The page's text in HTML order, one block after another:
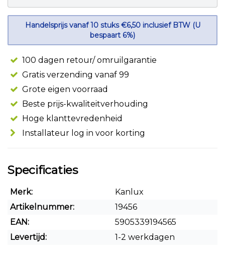
Handelsprijs vanaf 10 stuks €6,50 inclusief BTW (U
bespaart 6%)
100 dagen retour/ omruilgarantie
Gratis verzending vanaf 99
Grote eigen voorraad
Beste prijs-kwaliteitverhouding
Hoge klanttevredenheid
Installateur log in voor korting
Specificaties
Merk:
Kanlux
Artikelnummer:
19456
EAN:
5905339194565
Levertijd:
1-2 werkdagen